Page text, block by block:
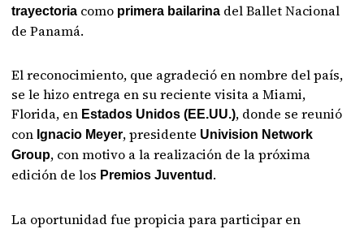
trayectoria como primera bailarina del Ballet Nacional
de Panamá.
El reconocimiento, que agradeció en nombre del país,
se le hizo entrega en su reciente visita a Miami,
Florida, en Estados Unidos (EE.UU.), donde se reunió
con Ignacio Meyer, presidente Univision Network
Group, con motivo a la realización de la próxima
edición de los Premios Juventud .
La oportunidad fue propicia para participar en